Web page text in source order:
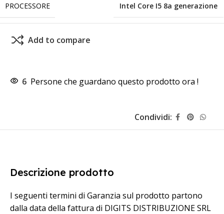
PROCESSORE Intel Core I5 8a generazione
Add to compare
6 Persone che guardano questo prodotto ora !
Condividi:
Descrizione prodotto
I seguenti termini di Garanzia sul prodotto partono
dalla data della fattura di DIGITS DISTRIBUZIONE SRL